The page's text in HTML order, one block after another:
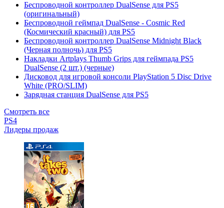
Беспроводной контроллер DualSense для PS5
(оригинальный)
Беспроводной геймпад DualSense - Cosmic Red
(Космический красный) для PS5
Беспроводной контроллер DualSense Midnight Black
(Черная полночь) для PS5
Накладки Artplays Thumb Grips для геймпада PS5
DualSense (2 шт.) (черные)
Дисковод для игровой консоли PlayStation 5 Disc Drive
White (PRO/SLIM)
Зарядная станция DualSense для PS5
Смотреть все
PS4
Лидеры продаж